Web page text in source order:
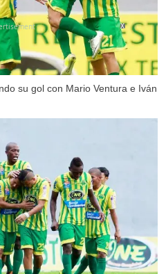
su gol con Mario Ventura e Iván
X